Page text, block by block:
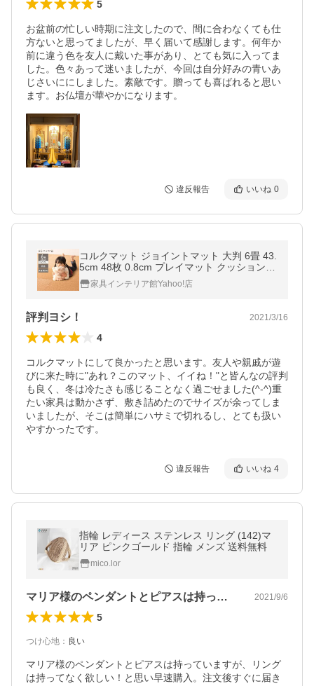
5
お盆前の忙しい時期に注文したので、間に合わなくても仕
方ないと思ってましたが、早く届いて感謝します。何年か
前に違う色を友人に戴いた事があり、とても気に入ってま
した。色々あって迷いましたが、今回は自分好みの青いあ
じさいににしました。素敵です。贈っても喜ばれると思い
ます。お仏壇が華やかになります。
違反報告 いいね 0
コルクマット ジョイントマット 大判 6畳 43.
5cm 48枚 0.8cm プレイマット クッションマ
ット 防音 フロアマット ペット ベビー おし
ゃれ 犬 猫 子供 COJTM-4508
家具インテリア館Yahoo!店
評判ヨシ！ 2021/3/16
4
コルクマットにして良かったと思います。友人や親戚が遊
びに来た時に"あれ？このマット、イイね！"と皆んなの評判
も良く、冬は冷たさも感じることなく過ごせました(^-^)重
たい家具は動かさず、敷き詰めたのでサイズが余ってしま
いましたが、そこは簡単にハサミで切れるし、とても扱い
やすかったです。
違反報告 いいね 4
指輪 レディース ステンレス リング (142)マ
リア ピンクゴールド 指輪 メンズ 送料無料
mico.lor
マリア様のペンダントとピアスは持ってい… 2021/9/6
5
つけ心地 ： 良い
マリア様のペンダントとピアスは持っていますが、リング
は持ってなく欲しい！と思い早速購入。注文後すぐに届き